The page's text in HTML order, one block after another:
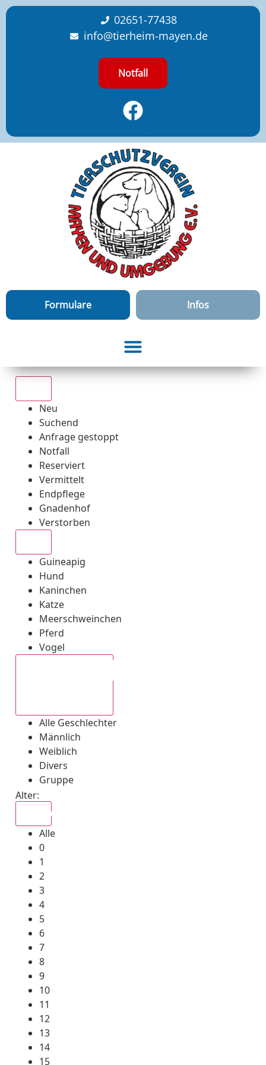
content
02651-77438
info@tierheim-mayen.de
Notfall
Formulare Infos
Neu
Suchend
Anfrage gestoppt
Notfall
Reserviert
Vermittelt
Endpflege
Gnadenhof
Verstorben
Guineapig
Hund
Kaninchen
Katze
Meerschweinchen
Pferd
Vogel
Alle Geschlechter
Männlich
Weiblich
Divers
Gruppe
Alter:
Alle
0
1
2
3
4
5
6
7
8
9
10
11
12
13
14
15